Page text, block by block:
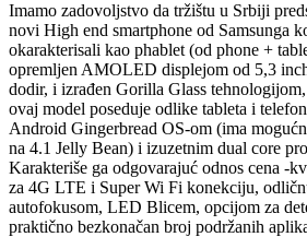
Imamo zadovoljstvo da tržištu u Srbiji
novi High end smartphone od Samsunga
okarakterisali kao phablet (od phone +
opremljen AMOLED displejom od 5,3
dodir, i izrađen Gorilla Glass
ovaj model poseduje odlike tableta i
Android Gingerbread OS-om (ima
na 4.1 Jelly Bean) i izuzetnim dual core
Karakteriše ga odgovarajuć odnos cena -
za 4G LTE i Super Wi Fi konekciju,
autofokusom, LED Blicem, opcijom za
praktično bezkonačan broj podržanih